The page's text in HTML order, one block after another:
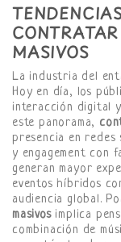
MASIVOS
La industria del
Hoy en día, los
interacción digital
este panorama,
presencia en
y engagement con
generan mayor
eventos híbridos
audiencia global.
masivosimplica
combinación de